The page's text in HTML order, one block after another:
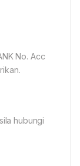
No. Acc
hubungi